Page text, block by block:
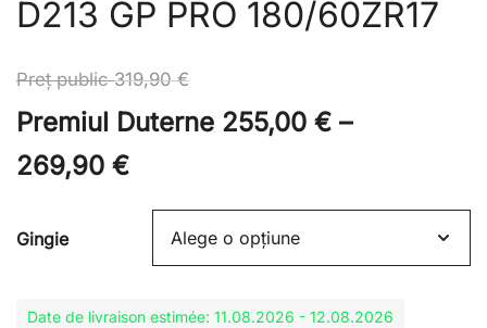
D213 GP PRO 180/60ZR17
Preț public319,90€
Premiul Duterne 255,00 € –
269,90 €Interval
de
prețuri:
Gingie
Date de livraison estimée: 11.08.2026 - 12.08.2026